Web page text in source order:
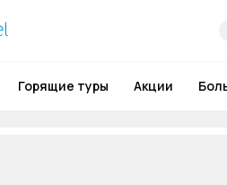
Горящие туры Акции